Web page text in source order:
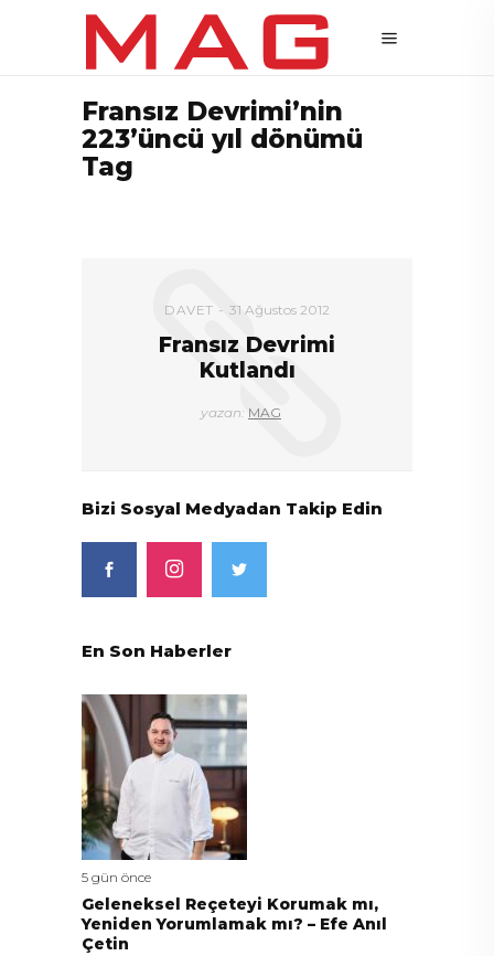
Fransız Devrimi’nin
223’üncü yıl dönümü
Tag
DAVET 31 Ağustos 2012
Fransız Devrimi
Kutlandı
yazan: MAG
Bizi Sosyal Medyadan Takip Edin
En Son Haberler
5 gün önce
Geleneksel Reçeteyi Korumak mı,
Yeniden Yorumlamak mı? – Efe Anıl
Çetin